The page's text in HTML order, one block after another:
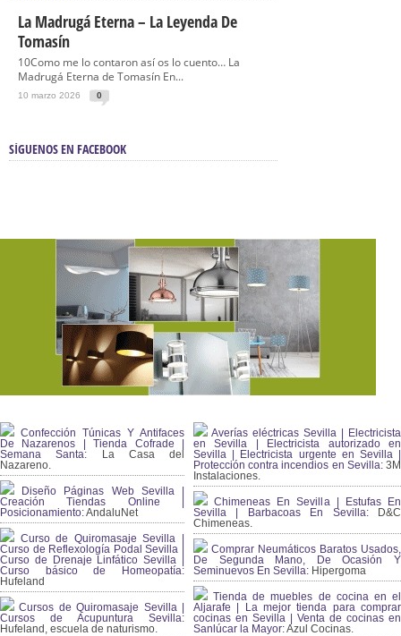
La Madrugá Eterna – La Leyenda De
Tomasín
10Como me lo contaron así os lo cuento… La
Madrugá Eterna de Tomasín En...
10 marzo 2026 0
SÍGUENOS EN FACEBOOK
Confección Túnicas Y Antifaces
De Nazarenos | Tienda Cofrade |
Semana Santa: La Casa del
Nazareno.
Diseño Páginas Web Sevilla |
Creación Tiendas Online |
Posicionamiento:AndaluNet
Curso de Quiromasaje Sevilla |
Curso de Reflexología Podal Sevilla |
Curso de Drenaje Linfático Sevilla |
Curso básico de Homeopatía:
Hufeland
Cursos de Quiromasaje Sevilla |
Cursos de Acupuntura Sevilla:
Hufeland, escuela de naturismo.
Averías eléctricas Sevilla | Electricista
en Sevilla | Electricista autorizado en
Sevilla | Electricista urgente en Sevilla |
Protección contra incendios en Sevilla:3M
Instalaciones.
Chimeneas En Sevilla | Estufas En
Sevilla | Barbacoas En Sevilla:D&C
Chimeneas.
Comprar Neumáticos Baratos Usados,
De Segunda Mano, De Ocasión Y
Seminuevos En Sevilla: Hipergoma
Tienda de muebles de cocina en el
Aljarafe | La mejor tienda para comprar
cocinas en Sevilla | Venta de cocinas en
Sanlúcar la Mayor:Azul Cocinas.